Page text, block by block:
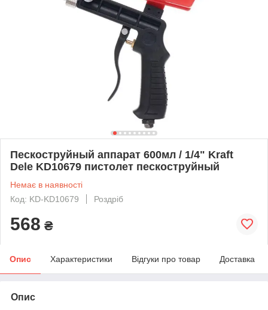
Пескоструйный аппарат 600мл / 1/4" Kraft
Dele KD10679 пистолет пескоструйный
Немає в наявності
Код: KD-KD10679
Роздріб
568 ₴
Опис Характеристики Відгуки про товар Доставка
Опис